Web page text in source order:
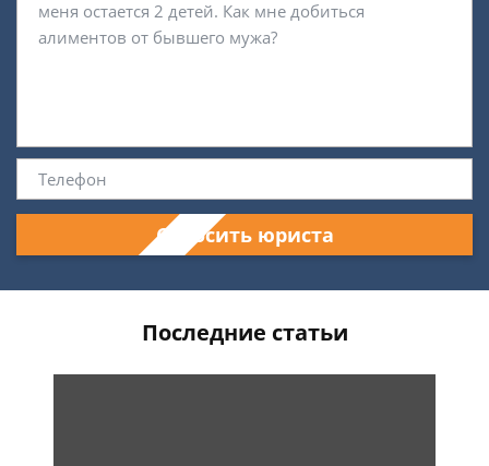
Спросить юриста
Последние статьи